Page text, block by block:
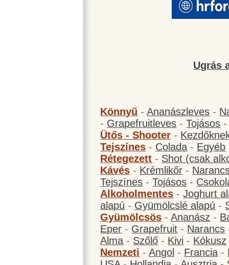
Ugrás
Könnyű -Ananászleves -
- Grapefruitleves -Tojásos
Ütős - Shooter -
Tejszínes - Colada - Egyéb
Rétegezett - Shot (csak
Kávés - Krémlikőr -
Tejszínes -Tojásos -
Alkoholmentes -Joghurt
alapú - Gyümölcslé alapú -
Gyümölcsös -Ananász -
Eper - Grapefruit - Narancs
Alma - Szőlő - Kivi - Kókusz
Nemzeti -Angol - Francia -